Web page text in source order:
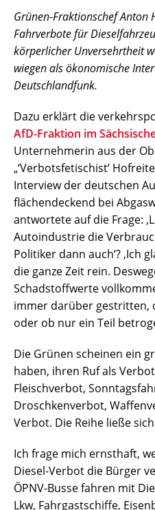
Grünen-Fraktionschef Anton
Fahrverbote für
körperlicher Unversehrtheit
wiegen als ökonomische
Deutschlandfunk.
Dazu erklärt die
AfD-Fraktion im
Unternehmerin aus der
„‘Verbotsfetischist‘
Interview der deutschen
flächendeckend bei
antwortete auf die Frage:
Autoindustrie die
Politiker dann auch‘? ‚Ich
die ganze Zeit rein.
Schadstoffwerte
immer darüber gestritten,
oder ob nur ein Teil
Die Grünen scheinen ein
haben, ihren Ruf als
Fleischverbot,
Droschkenverbot,
Verbot. Die Reihe ließe
Ich frage mich ernsthaft,
Diesel-Verbot die Bürger
ÖPNV-Busse fahren mit
Lkw, Fahrgastschiffe,